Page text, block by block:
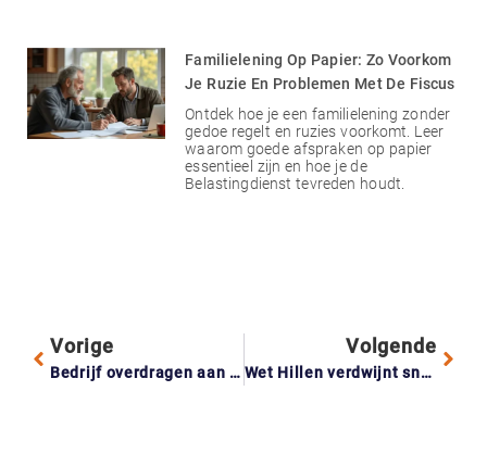
Familielening Op Papier: Zo Voorkom
Je Ruzie En Problemen Met De Fiscus
Ontdek hoe je een familielening zonder
gedoe regelt en ruzies voorkomt. Leer
waarom goede afspraken op papier
essentieel zijn en hoe je de
Belastingdienst tevreden houdt.
Vorige
Bedrijf overdragen aan je kind? Begin tien jaar eerder met plannen
Volgende
Wet Hillen verdwijnt sneller: dit betaal je extra als je huis hypotheekvrij is